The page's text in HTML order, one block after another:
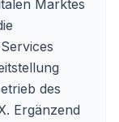
Marktes
des
Ergänzend